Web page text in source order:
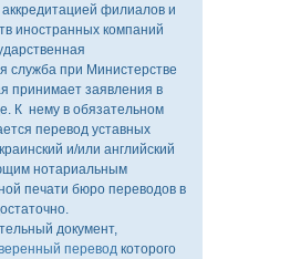
филиалов и
иностранных компаний
служба при Министерстве
принимает заявления в
К нему в обязательном
перевод уставных
и/или английский
нотариальным
печати бюро переводов в
документ,
перевод которого